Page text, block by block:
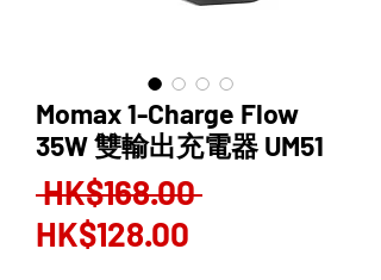
Momax 1-Charge Flow
35W 雙輸出充電器 UM51
HK$168.00 Regular
HK$128.00